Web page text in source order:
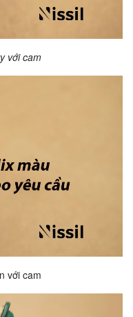
với cam
với cam